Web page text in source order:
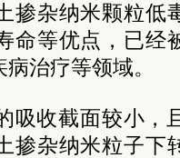
掺杂纳米颗粒低
命等优点，已经
治疗等领域。
吸收截面较小，
掺杂纳米粒子下